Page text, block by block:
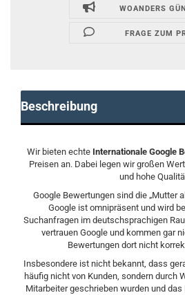
WOANDERS
FRAGE ZUM
Beschreibung
Wir bieten echte Internationale Google
Preisen an. Dabei legen wir großen
und hohe
Google Bewertungen sind die „Mutter
Google ist omnipräsent und wird
Suchanfragen im deutschsprachigen
vertrauen Google und kommen gar
Bewertungen dort nicht
Insbesondere ist nicht bekannt, dass
häufig nicht von Kunden, sondern durch
Mitarbeiter geschrieben wurden und